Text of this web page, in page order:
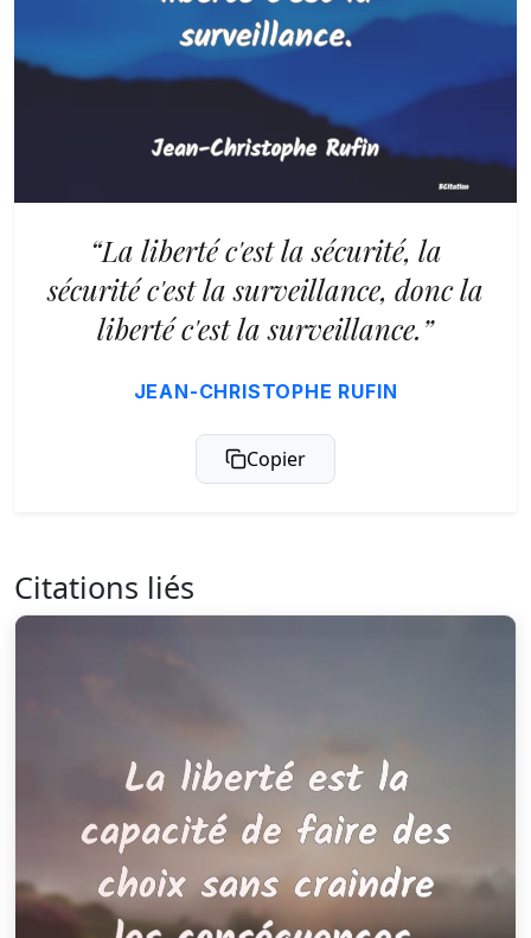
“La liberté c'est la sécurité, la
sécurité c'est la surveillance, donc la
liberté c'est la surveillance.”
JEAN-CHRISTOPHE RUFIN
Copier
Citations liés